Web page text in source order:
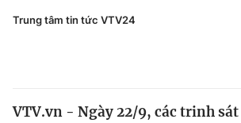
Trung tâm tin tức VTV24
VTV.vn - Ngày 22/9, các trinh